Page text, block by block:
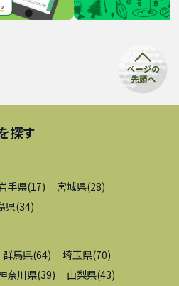
探す
手県(17) 宮城県(28)
県(34)
群馬県(64) 埼玉県(70)
奈川県(39) 山梨県(43)